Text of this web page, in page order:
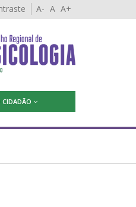
A- A A+